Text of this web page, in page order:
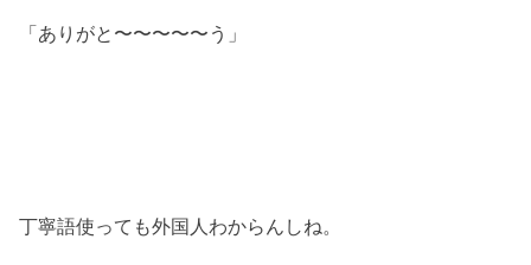
「ありがと〜〜〜〜〜う」
丁寧語使っても外国人わからんしね。